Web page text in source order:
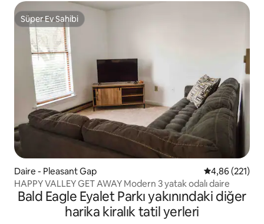
Süper Ev Sahibi
Süper Ev Sahibi
Daire - Pleasant Gap 5 üzerinden
4,86 (221)
HAPPY VALLEY GET AWAY Modern 3 yatak odalı daire
Bald Eagle Eyalet Parkı yakınındaki diğer
harika kiralık tatil yerleri